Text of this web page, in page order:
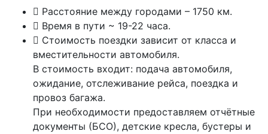
Расстояние между городами – 1750 км.
Время в пути ~ 19-22 часа.
Стоимость поездки зависит от класса и
вместительности автомобиля.
В стоимость входит: подача автомобиля,
ожидание, отслеживание рейса, поездка и
провоз багажа.
При необходимости предоставляем отчётные
документы (БСО), детские кресла, бустеры и